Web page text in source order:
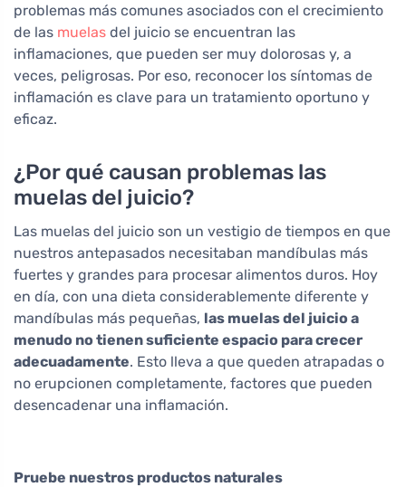
problemas más comunes asociados con el crecimiento
de las muelas del juicio se encuentran las
inflamaciones, que pueden ser muy dolorosas y, a
veces, peligrosas. Por eso, reconocer los síntomas de
inflamación es clave para un tratamiento oportuno y
eficaz.
¿Por qué causan problemas las
muelas del juicio?
Las muelas del juicio son un vestigio de tiempos en que
nuestros antepasados necesitaban mandíbulas más
fuertes y grandes para procesar alimentos duros. Hoy
en día, con una dieta considerablemente diferente y
mandíbulas más pequeñas, las muelas del juicio a
menudo no tienen suficiente espacio para crecer
adecuadamente. Esto lleva a que queden atrapadas o
no erupcionen completamente, factores que pueden
desencadenar una inflamación.
Pruebe nuestros productos naturales